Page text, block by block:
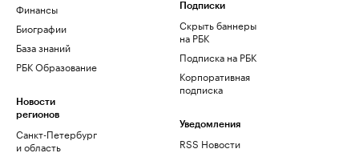
Финансы
Биографии
База знаний
РБК Образование
Новости
регионов
Санкт-Петербург
и область
Подписки
Скрыть баннеры
на РБК
Подписка на РБК
Корпоративная
подписка
Уведомления
RSS Новости